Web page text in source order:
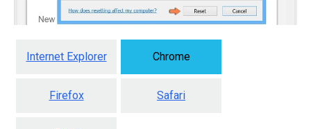
Internet Explorer Chrome
Firefox Safari